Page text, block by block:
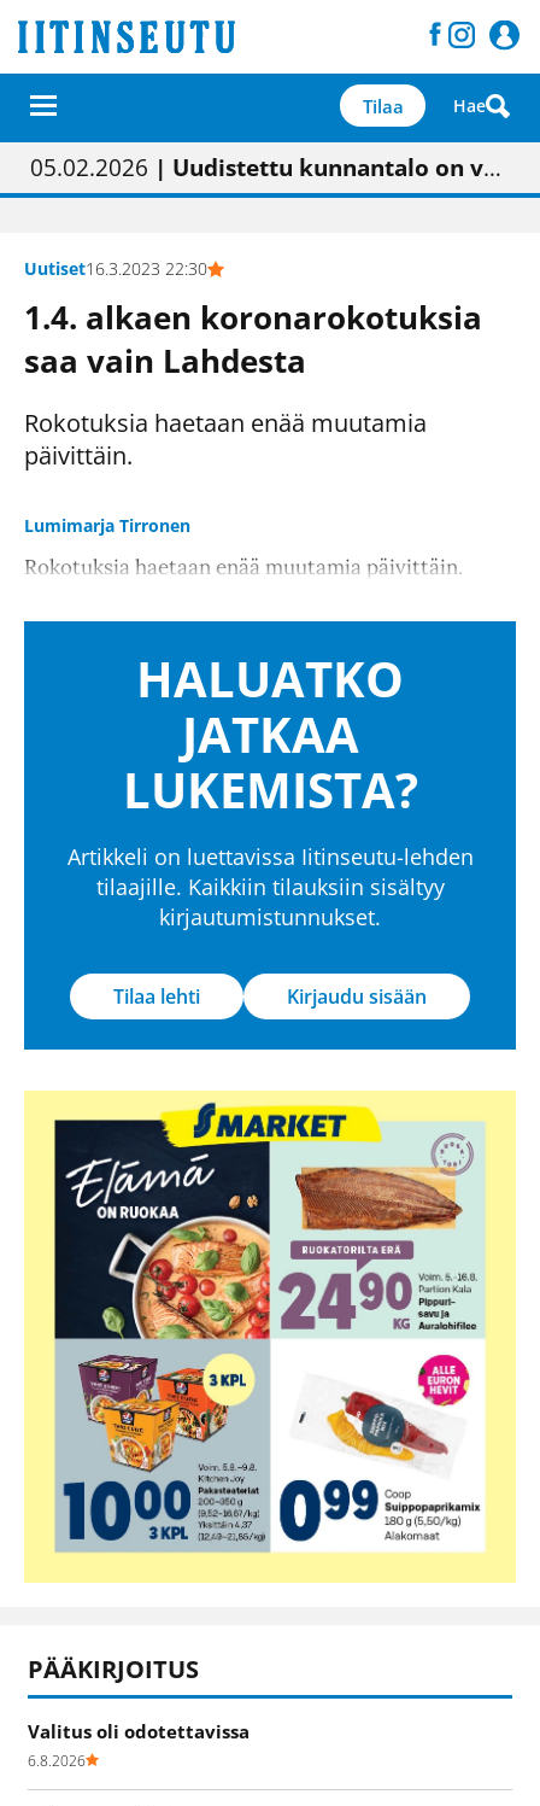
Tilaa Hae
01.02.2026 | Painon vaihtumisen pitäisi näkyä hieman parempana painojäljen laatuna lehdessä
05.02.2026 | Uudistettu kunnantalo on valoisa
23.04.2026 | “Olemme käynnistämässä uudelleen keskustavisiotyön”
09.05.2026| "Maalla on totuttu elämään omavaraisemmin kuin kaupungissa"
Uutiset16.3.2023 22:30
1.4. alkaen koronarokotuksia
saa vain Lahdesta
Rokotuksia haetaan enää muutamia
päivittäin.
Lumimarja Tirronen
Rokotuksia haetaan enää muutamia päivittäin.
HALUATKO
JATKAA
LUKEMISTA?
Artikkeli on luettavissa Iitinseutu-lehden
tilaajille. Kaikkiin tilauksiin sisältyy
kirjautumistunnukset.
Tilaa lehti Kirjaudu sisään
PÄÄKIRJOITUS
Valitus oli odotettavissa
6.8.2026